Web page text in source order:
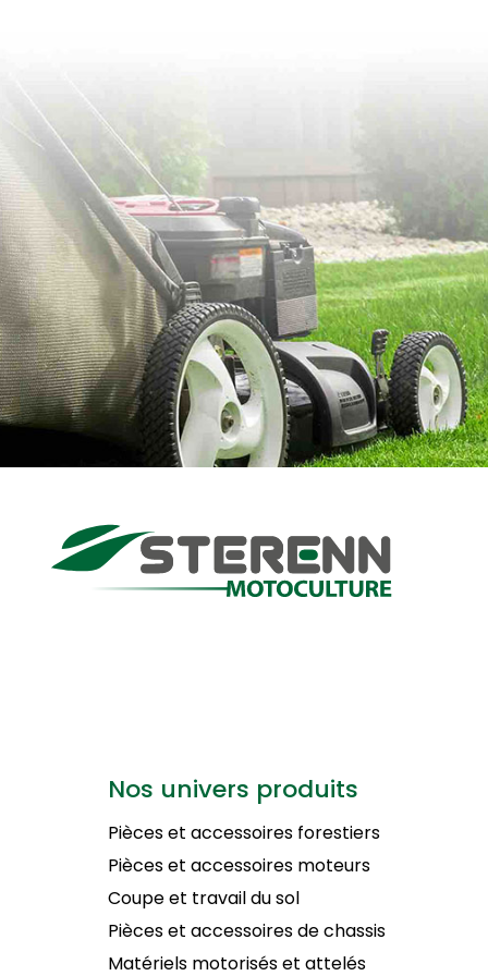
Nos univers produits
Pièces et accessoires forestiers
Pièces et accessoires moteurs
Coupe et travail du sol
Pièces et accessoires de chassis
Matériels motorisés et attelés